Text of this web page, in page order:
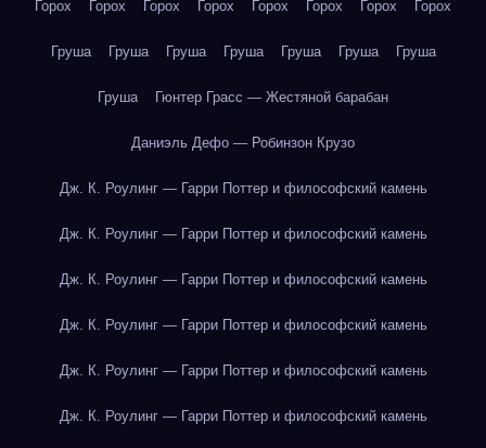
Горох Горох Горох Горох Горох Горох Горох Горох
Груша Груша Груша Груша Груша Груша Груша
Груша Гюнтер Грасс — Жестяной барабан
Даниэль Дефо — Робинзон Крузо
Дж. К. Роулинг — Гарри Поттер и философский камень
Дж. К. Роулинг — Гарри Поттер и философский камень
Дж. К. Роулинг — Гарри Поттер и философский камень
Дж. К. Роулинг — Гарри Поттер и философский камень
Дж. К. Роулинг — Гарри Поттер и философский камень
Дж. К. Роулинг — Гарри Поттер и философский камень